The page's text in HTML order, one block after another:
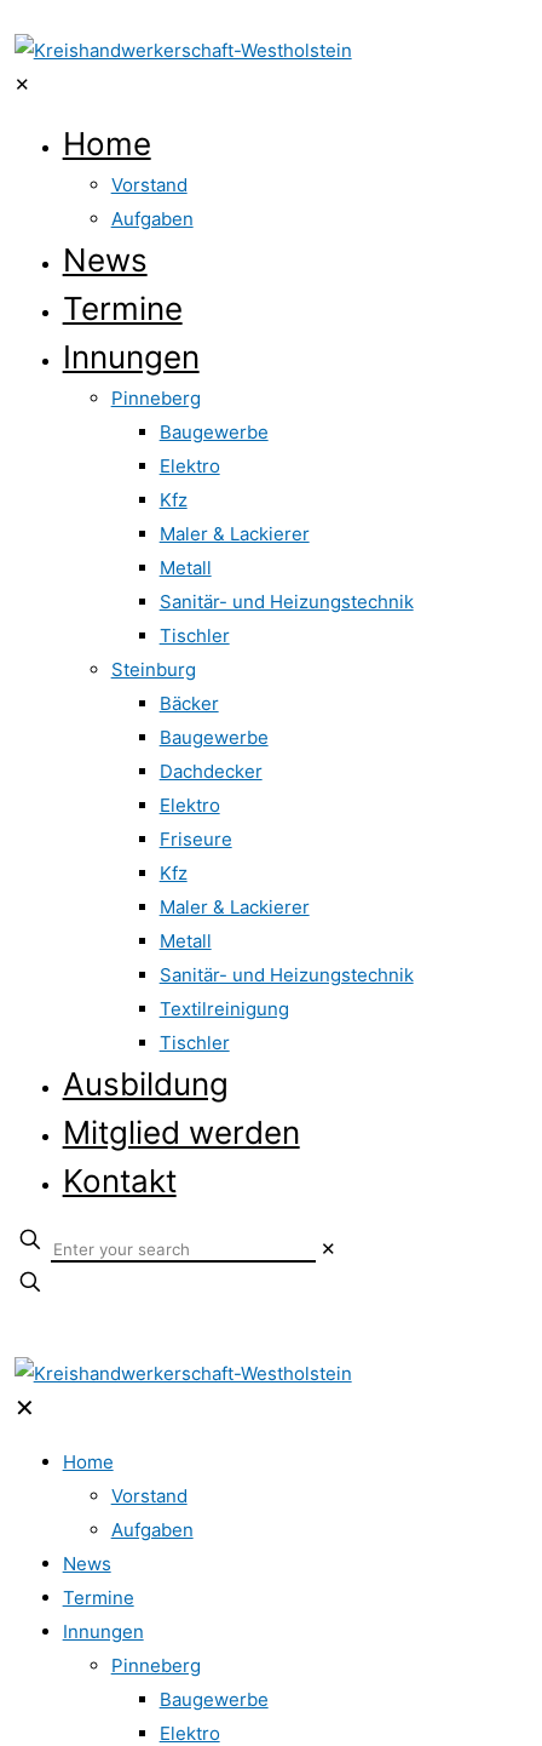
✕
Home
Vorstand
Aufgaben
News
Termine
Innungen
Pinneberg
Baugewerbe
Elektro
Kfz
Maler & Lackierer
Metall
Sanitär- und Heizungstechnik
Tischler
Steinburg
Bäcker
Baugewerbe
Dachdecker
Elektro
Friseure
Kfz
Maler & Lackierer
Metall
Sanitär- und Heizungstechnik
Textilreinigung
Tischler
Ausbildung
Mitglied werden
Kontakt
✕
✕
Home
Vorstand
Aufgaben
News
Termine
Innungen
Pinneberg
Baugewerbe
Elektro